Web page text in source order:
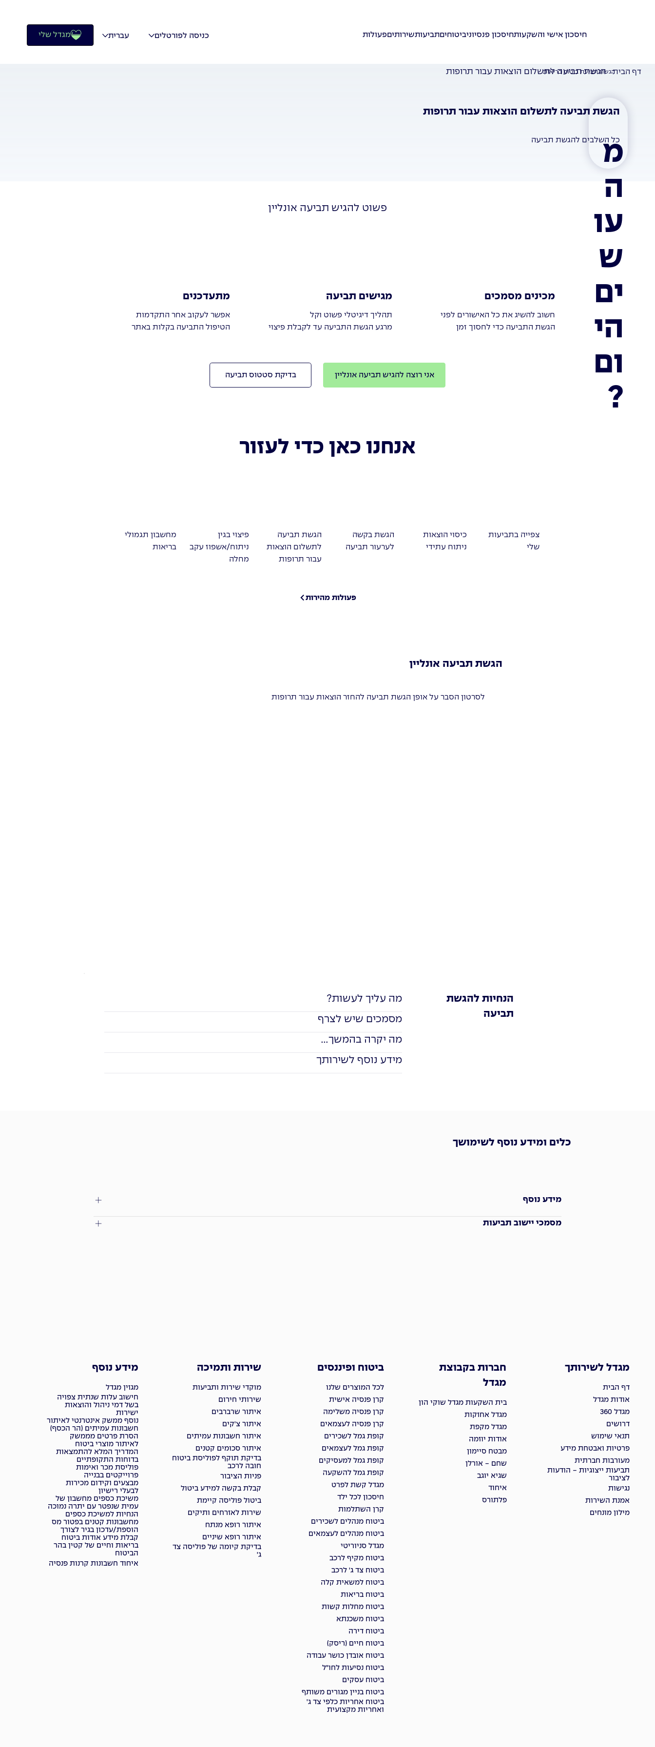
חיסכון אישי והשקעותחיסכון פנסיוניביטוחיםתביעותשירותיםפעולות כניסה לפורטלים עברית מגדל שלי
דף הביתהגשת תביעת ביטוח בריאות
הגשת תביעה לתשלום הוצאות עבור תרופות
הגשת תביעה לתשלום הוצאות עבור תרופות
כל השלבים להגשת תביעה
פשוט להגיש תביעה אונליין
מכינים מסמכים
חשוב להשיג את כל האישורים לפני
הגשת התביעה כדי לחסוך זמן
מגישים תביעה
תהליך דיגיטלי פשוט וקל
מרגע הגשת התביעה עד לקבלת פיצוי
מתעדכנים
אפשר לעקוב אחר התקדמות
הטיפול התביעה בקלות באתר
אני רוצה להגיש תביעה אונליין בדיקת סטטוס תביעה
אנחנו כאן כדי לעזור
צפייה בתביעות
שלי
כיסוי הוצאות
ניתוח עתידי
הגשת בקשה
לערעור תביעה
הגשת תביעה
לתשלום הוצאות
עבור תרופות
פיצוי בגין
ניתוח/אשפוז עקב
מחלה
מחשבון תגמולי
בריאות
פעולות מהירות
הגשת תביעה אונליין
לסרטון הסבר על אופן הגשת תביעה להחזר הוצאות עבור תרופות
הנחיות להגשת
תביעה
מה עליך לעשות?
מסמכים שיש לצרף
מה יקרה בהמשך...
מידע נוסף לשירותך
כלים ומידע נוסף לשימושך
מידע נוסף
מסמכי יישוב תביעות
מגדל לשירותך
דף הבית
אודות מגדל
מגדל 360
דרושים
תנאי שימוש
פרטיות ואבטחת מידע
מעורבות חברתית
תביעות ייצוגיות - הודעות
לציבור
נגישות
אמנת השירות
מילון מונחים
חברות בקבוצת
מגדל
בית השקעות מגדל שוקי הון
מגדל אחזקות
מגדל מקפת
אודות יוזמה
מבטח סיימון
שחם - אורלן
שגיא יוגב
איחוד
פלתורס
ביטוח ופיננסים
לכל המוצרים שלנו
קרן פנסיה אישית
קרן פנסיה משלימה
קרן פנסיה לעצמאים
קופת גמל לשכירים
קופת גמל לעצמאים
קופת גמל למעסיקים
קופת גמל להשקעה
מגדל קשת לפרט
חיסכון לכל ילד
קרן השתלמות
ביטוח מנהלים לשכירים
ביטוח מנהלים לעצמאים
מגדל סניוריטי
ביטוח מקיף לרכב
ביטוח צד ג' לרכב
ביטוח למשאית קלה
ביטוח בריאות
ביטוח מחלות קשות
ביטוח משכנתא
ביטוח דירה
ביטוח חיים (ריסק)
ביטוח אובדן כושר עבודה
ביטוח נסיעות לחו"ל
ביטוח עסקים
ביטוח בניין מגורים משותף
ביטוח אחריות כלפי צד ג'
ואחריות מקצועית
שירות ותמיכה
מוקדי שירות ותביעות
שירותי חירום
איתור שרברבים
איתור צ'קים
איתור חשבונות עמיתים
איתור סכומים קטנים
בדיקת תוקף לפוליסת ביטוח
חובה לרכב
פניות הציבור
קבלת בקשה למידע ביטול
ביטול פוליסה קיימת
שירות לאזרחים ותיקים
איתור רופא מנתח
איתור רופא שיניים
בדיקת קיומה של פוליסה צד
ג'
מידע נוסף
מגזין מגדל
חישוב עלות שנתית צפויה
בשל דמי ניהול והוצאות
ישירות
נוסף ממשק אינטרנטי לאיתור
חשבונות עמיתים (הר הכסף)
הסרת פרטים מממשק
לאיתור מוצרי ביטוח
המדריך המלא להתמצאות
בדוחות התקופתיים
פוליסת מכר ואימות
פרוייקטים בבנייה
מבצעים וקידום מכירות
לבעלי רישיון
משיכת כספים מחשבון של
עמית שנפטר עם יתרה נמוכה
הנחיות למשיכת כספים
מחשבונות קטנים בפטור מס
הוספת/עדכון בגיר לצורך
קבלת מידע אודות ביטוח
בריאות וחיים של קטין בהר
הביטוח
איחוד חשבונות קרנות פנסיה
מ
ה
עו
ש
ים
הי
ום
?